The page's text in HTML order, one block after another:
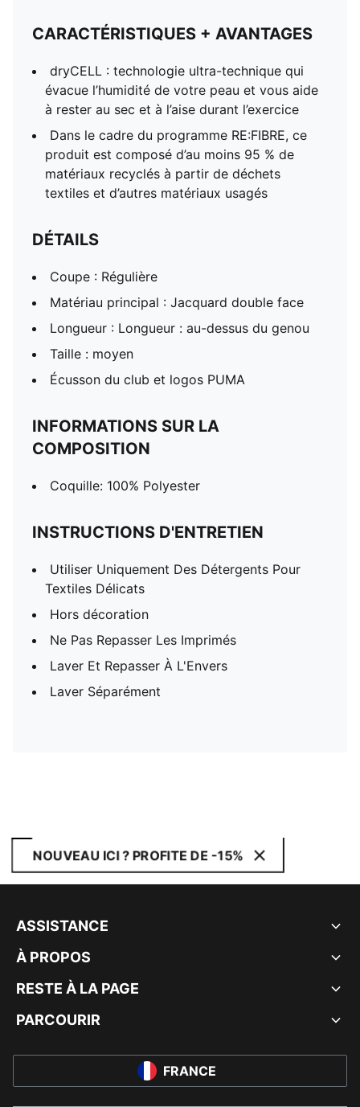
CARACTÉRISTIQUES + AVANTAGES
dryCELL : technologie ultra-technique qui
évacue l’humidité de votre peau et vous aide
à rester au sec et à l’aise durant l’exercice
Dans le cadre du programme RE:FIBRE, ce
produit est composé d’au moins 95 % de
matériaux recyclés à partir de déchets
textiles et d’autres matériaux usagés
DÉTAILS
Coupe : Régulière
Matériau principal : Jacquard double face
Longueur : Longueur : au-dessus du genou
Taille : moyen
Écusson du club et logos PUMA
INFORMATIONS SUR LA
COMPOSITION
Coquille: 100% Polyester
INSTRUCTIONS D'ENTRETIEN
Utiliser Uniquement Des Détergents Pour
Textiles Délicats
Hors décoration
Ne Pas Repasser Les Imprimés
Laver Et Repasser À L'Envers
Laver Séparément
NOUVEAU ICI ? PROFITE DE -15%
ASSISTANCE
À PROPOS
RESTE À LA PAGE
PARCOURIR
FRANCE